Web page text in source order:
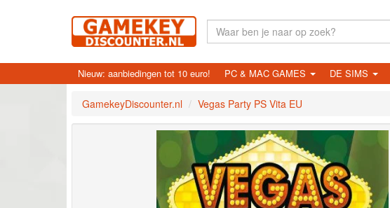
Nieuw: aanbiedingen tot 10 euro! PC & MAC GAMES DE SIMS
GamekeyDiscounter.nl Vegas Party PS Vita EU